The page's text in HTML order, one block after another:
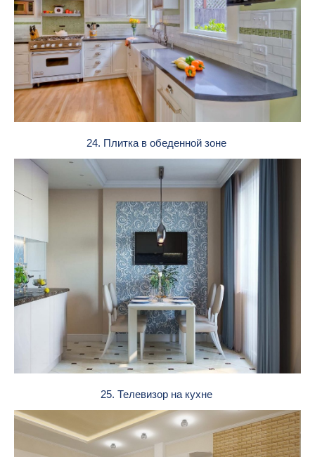
24. Плитка в обеденной зоне
25. Телевизор на кухне